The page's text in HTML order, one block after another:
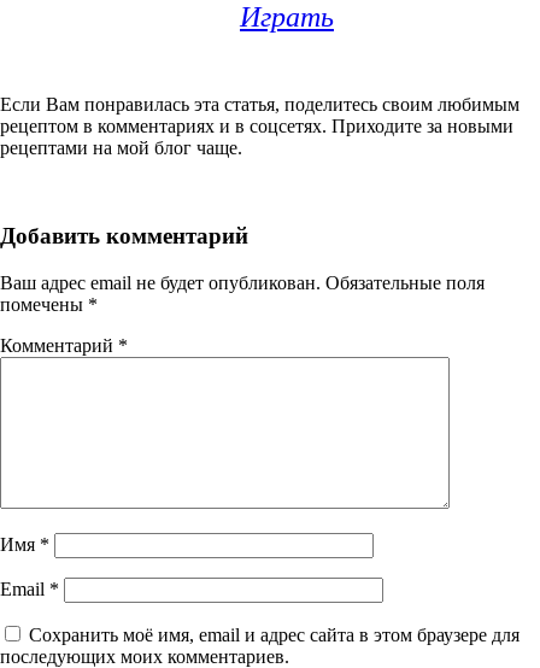
Играть
Если Вам понравилась эта статья, поделитесь своим любимым
рецептом в комментариях и в соцсетях. Приходите за новыми
рецептами на мой блог чаще.
Добавить комментарий
Ваш адрес email не будет опубликован. Обязательные поля
помечены *
Комментарий *
Имя *
Email *
Сохранить моё имя, email и адрес сайта в этом браузере для
последующих моих комментариев.